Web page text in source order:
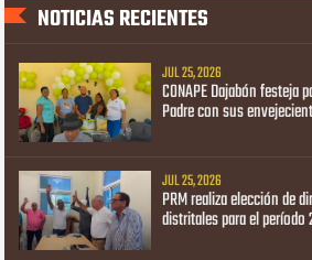
NOTICIAS RECIENTES
JUL 25, 2026
CONAPE Dajabón festeja
Padre con sus
JUL 25, 2026
PRM realiza elección de
distritales para el